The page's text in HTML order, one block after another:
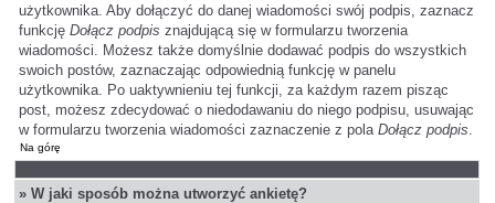
użytkownika. Aby dołączyć do danej wiadomości swój podpis, zaznacz
funkcjęDołącz podpis znajdującą się w formularzu tworzenia
wiadomości. Możesz także domyślnie dodawać podpis do wszystkich
swoich postów, zaznaczając odpowiednią funkcję w panelu
użytkownika. Po uaktywnieniu tej funkcji, za każdym razem pisząc
post, możesz zdecydować o niedodawaniu do niego podpisu, usuwając
w formularzu tworzenia wiadomości zaznaczenie z polaDołącz podpis.
Na górę
» W jaki sposób można utworzyć ankietę?